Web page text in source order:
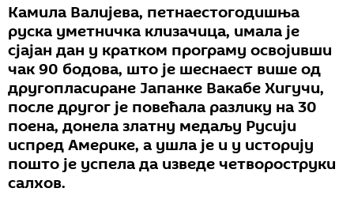
Камила Валијева, петнаестогодишња
руска уметничка клизачица, имала је
сјајан дан у кратком програму освојивши
чак 90 бодова, што је шеснаест више од
другопласиране Јапанке Вакабе Хигучи,
после другог је повећала разлику на 30
поена, донела златну медаљу Русији
испред Америке, а ушла је и у историју
пошто је успела да изведе четвороструки
салхов.